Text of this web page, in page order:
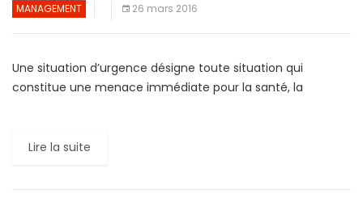
MANAGEMENT 26 mars 2016
Une situation d’urgence désigne toute situation qui
constitue une menace immédiate pour la santé, la
Lire la suite